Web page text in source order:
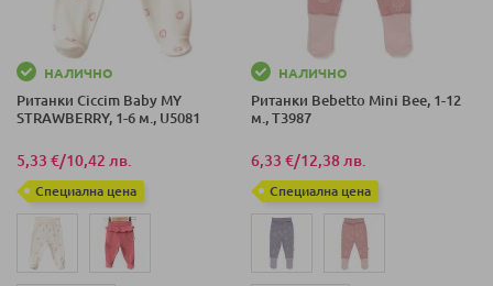
НАЛИЧНО
Ританки Ciсcim Baby MY
STRAWBERRY, 1-6 м., U5081
5,33 €/10,42 лв.
Специална цена
НАЛИЧНО
Ританки Bebetto Mini Bee, 1-12
м., T3987
6,33 €/12,38 лв.
Специална цена